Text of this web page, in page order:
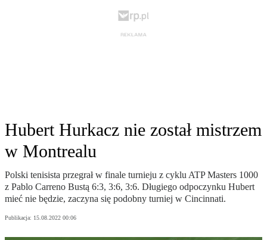
Hubert Hurkacz nie został mistrzem
w Montrealu
Polski tenisista przegrał w finale turnieju z cyklu ATP Masters 1000
z Pablo Carreno Bustą 6:3, 3:6, 3:6. Długiego odpoczynku Hubert
mieć nie będzie, zaczyna się podobny turniej w Cincinnati.
Publikacja: 15.08.2022 00:06